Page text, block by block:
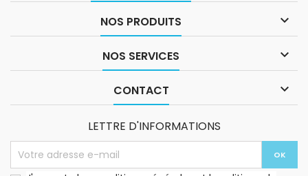
NOS PRODUITS 
NOS SERVICES 
CONTACT 
LETTRE D'INFORMATIONS